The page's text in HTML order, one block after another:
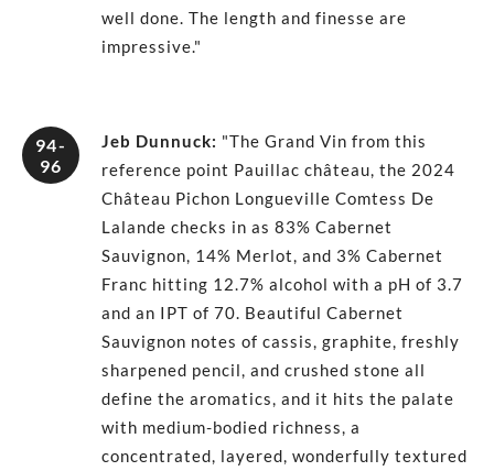
well done. The length and finesse are
impressive."
94-
96
Jeb Dunnuck: "The Grand Vin from this
reference point Pauillac château, the 2024
Château Pichon Longueville Comtess De
Lalande checks in as 83% Cabernet
Sauvignon, 14% Merlot, and 3% Cabernet
Franc hitting 12.7% alcohol with a pH of 3.7
and an IPT of 70. Beautiful Cabernet
Sauvignon notes of cassis, graphite, freshly
sharpened pencil, and crushed stone all
define the aromatics, and it hits the palate
with medium-bodied richness, a
concentrated, layered, wonderfully textured